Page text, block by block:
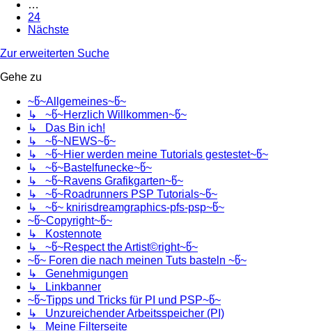
…
24
Nächste
Zur erweiterten Suche
Gehe zu
~წ~Allgemeines~წ~
↳ ~წ~Herzlich Willkommen~წ~
↳ Das Bin ich!
↳ ~წ~NEWS~წ~
↳ ~წ~Hier werden meine Tutorials gestestet~წ~
↳ ~წ~Bastelfunecke~წ~
↳ ~წ~Ravens Grafikgarten~წ~
↳ ~წ~Roadrunners PSP Tutorials~წ~
↳ ~წ~ knirisdreamgraphics-pfs-psp~წ~
~წ~Copyright~წ~
↳ Kostennote
↳ ~წ~Respect the Artist©right~წ~
~წ~ Foren die nach meinen Tuts basteln ~წ~
↳ Genehmigungen
↳ Linkbanner
~წ~Tipps und Tricks für PI und PSP~წ~
↳ Unzureichender Arbeitsspeicher (PI)
↳ Meine Filterseite